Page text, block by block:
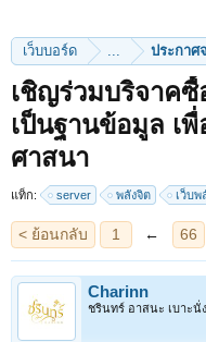
เว็บบอร์ด ... ประกาศ
เชิญร่วมบริจาค
เป็นฐานข้อมูล เ
ศาสนา
แท็ก: server พลังจิต เว็บพ
< ย้อนกลับ 1 ← 66 67 68
Charinn
ชรินทร์ อาสนะ เบาะนั่